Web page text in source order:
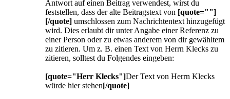
Antwort auf einen Beitrag verwendest, wirst du
feststellen, dass der alte Beitragstext von [quote=""]
[/quote] umschlossen zum Nachrichtentext hinzugefügt
wird. Dies erlaubt dir unter Angabe einer Referenz zu
einer Person oder zu etwas anderem von dir gewähltem
zu zitieren. Um z. B. einen Text von Herrn Klecks zu
zitieren, solltest du Folgendes eingeben:
[quote="Herr Klecks"]Der Text von Herrn Klecks
würde hier stehen[/quote]